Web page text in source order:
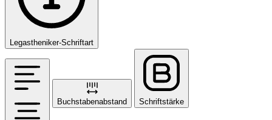
Legastheniker-Schriftart
Buchstabenabstand Schriftstärke